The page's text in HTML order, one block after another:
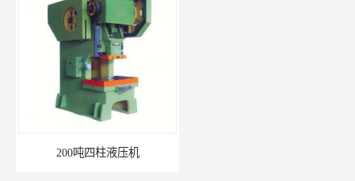
200吨四柱液压机